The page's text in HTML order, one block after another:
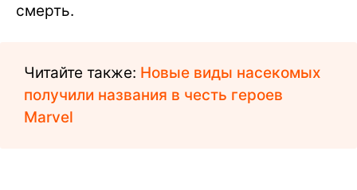
смерть.
Читайте также: Новые виды насекомых
получили названия в честь героев
Marvel